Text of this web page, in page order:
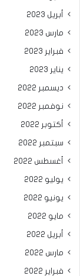
أبريل 2023
مارس 2023
فبراير 2023
يناير 2023
ديسمبر 2022
نوفمبر 2022
أكتوبر 2022
سبتمبر 2022
أغسطس 2022
يوليو 2022
يونيو 2022
مايو 2022
أبريل 2022
مارس 2022
فبراير 2022